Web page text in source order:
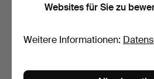
Websites für Sie zu
Weitere Informationen: